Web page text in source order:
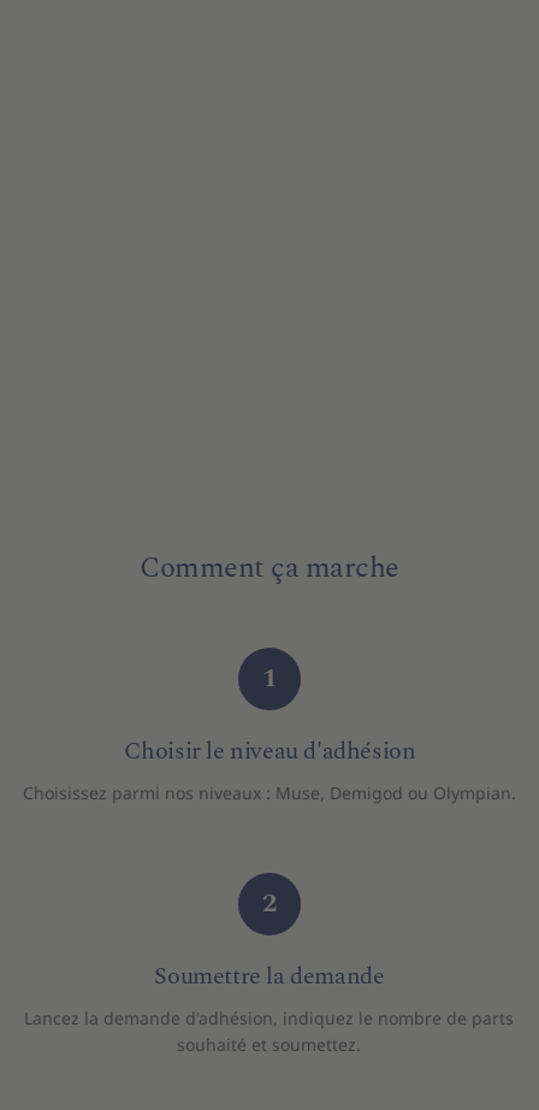
Comment ça marche
1
Choisir le niveau d'adhésion
Choisissez parmi nos niveaux : Muse, Demigod ou Olympian.
2
Soumettre la demande
Lancez la demande d'adhésion, indiquez le nombre de parts
souhaité et soumettez.